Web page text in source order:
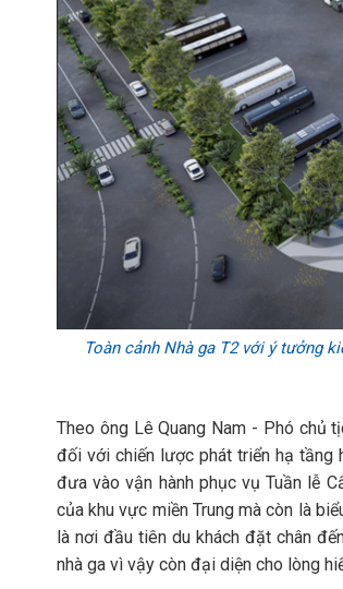
Toàn cảnh Nhà ga T2 với ý tưởng
Theo ông Lê Quang Nam - Phó chủ
đối với chiến lược phát triển hạ tầng
đưa vào vận hành phục vụ Tuần lễ
của khu vực miền Trung mà còn là
là nơi đầu tiên du khách đặt chân
nhà ga vì vậy còn đại diện cho lòng